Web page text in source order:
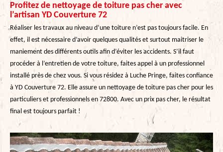
Profitez de nettoyage de toiture pas cher avec
l’artisan YD Couverture 72
Réaliser les travaux au niveau d’une toiture n’est pas toujours facile. En
effet, il est nécessaire d’avoir quelques qualités et surtout maitriser le
maniement des différents outils afin d’éviter les accidents. S’il faut
procéder à l’entretien de votre toiture, faites appel à un professionnel
installé près de chez vous. Si vous résidez à Luche Pringe, faites confiance
à YD Couverture 72. Elle assure un nettoyage de toiture pas cher pour les
particuliers et professionnels en 72800. Avec un prix pas cher, le résultat
final est toujours parfait !